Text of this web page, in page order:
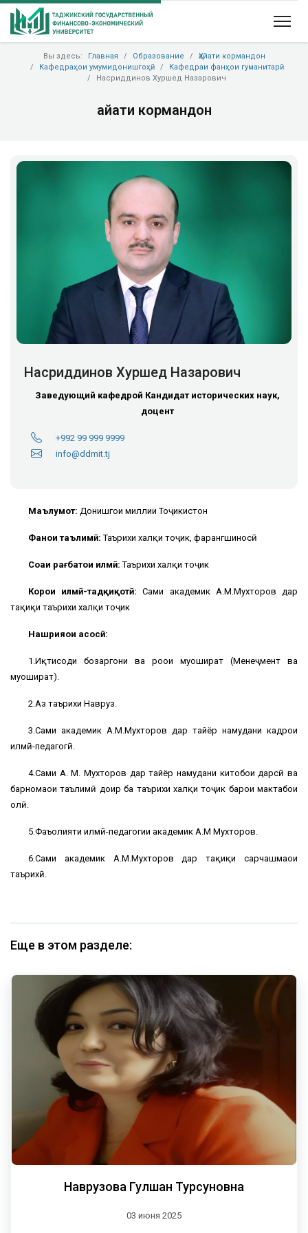
Вы здесь: Главная Образование
Ҳайати кормандон
Кафедраҳои умумидонишгоҳӣ
Кафедраи фанҳои гуманитарӣ
Насриддинов Хуршед Назарович
Ҳайати кормандон
Насриддинов Хуршед Назарович
Заведующий кафедрой Кандидат исторических наук,
доцент
+992 99 999 9999
info@ddmit.tj
Маълумот: Донишгоҳи миллии Тоҷикистон
Фанҳои таълимӣ:Таърихи халқи тоҷик, фарҳангшиносӣ
Соҳаи рағбатҳои илмӣ: Таърихи халқи тоҷик
Корҳои илмӣ-тадқиқотӣ:Саҳми академик А.М.Мухторов дар
таҳқиқи таърихи халқи тоҷик
Нашрияҳои асосӣ:
1.Иқтисоди бозаргони ва роҳҳои муошират (Менеҷмент ва
муошират).
2.Аз таърихи Навруз.
3.Саҳми академик А.М.Мухторов дар тайёр намудани кадрҳои
илмӣ-педагогӣ.
4.Саҳми А. М. Мухторов дар тайёр намудани китобҳои дарсӣ ва
барномаҳои таълимӣ доир ба таърихи халқи тоҷик барои мактабҳои
олӣ.
5.Фаъолияти илмӣ-педагогии академик А.М Мухторов.
6.Саҳми академик А.М.Мухторов дар таҳқиқи сарчашмаҳои
таърихӣ.
Еще в этом разделе:
Наврузова Гулшан Турсуновна
03 июня 2025